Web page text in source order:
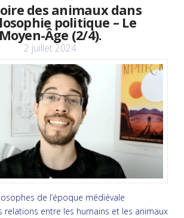
des animaux dans
politique – Le
Moyen-Âge (2/4).
2 juillet 2024
de l’époque médiévale
relations entre les humains et les animaux